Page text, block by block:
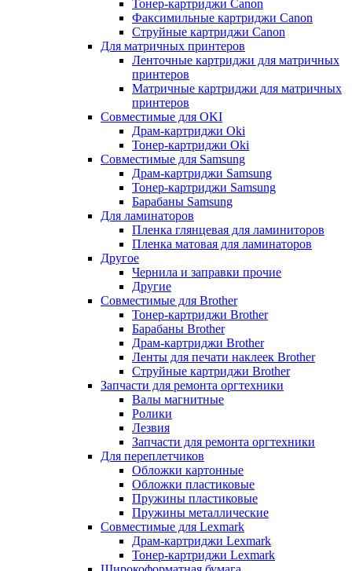
Тонер-картриджи Canon
Факсимильные картриджи Canon
Струйные картриджи Canon
Для матричных принтеров
Ленточные картриджи для матричных
принтеров
Матричные картриджи для матричных
принтеров
Совместимые для OKI
Драм-картриджи Oki
Тонер-картриджи Oki
Совместимые для Samsung
Драм-картриджи Samsung
Тонер-картриджи Samsung
Барабаны Samsung
Для ламинаторов
Пленка глянцевая для ламиниторов
Пленка матовая для ламинаторов
Другое
Чернила и заправки прочие
Другие
Совместимые для Brother
Тонер-картриджи Brother
Барабаны Brother
Драм-картриджи Brother
Ленты для печати наклеек Brother
Струйные картриджи Brother
Запчасти для ремонта оргтехники
Валы магнитные
Ролики
Лезвия
Запчасти для ремонта оргтехники
Для переплетчиков
Обложки картонные
Обложки пластиковые
Пружины пластиковые
Пружины металлические
Совместимые для Lexmark
Драм-картриджи Lexmark
Тонер-картриджи Lexmark